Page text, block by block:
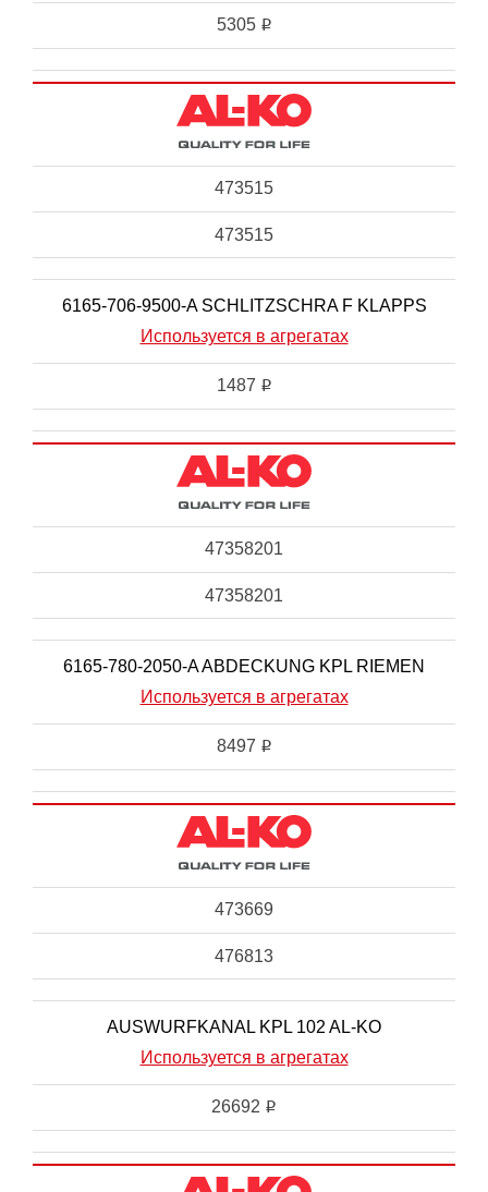
5305 i
473515
473515
6165-706-9500-A SCHLITZSCHRA F KLAPPS
Используется в агрегатах
1487 i
47358201
47358201
6165-780-2050-A ABDECKUNG KPL RIEMEN
Используется в агрегатах
8497 i
473669
476813
AUSWURFKANAL KPL 102 AL-KO
Используется в агрегатах
26692 i